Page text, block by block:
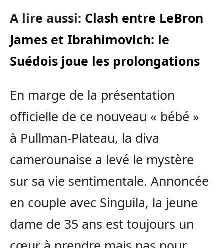
A lire aussi: Clash entre LeBron
James et Ibrahimovich: le
Suédois joue les prolongations
En marge de la présentation
officielle de ce nouveau « bébé »
à Pullman-Plateau, la diva
camerounaise a levé le mystère
sur sa vie sentimentale. Annoncée
en couple avec Singuila, la jeune
dame de 35 ans est toujours un